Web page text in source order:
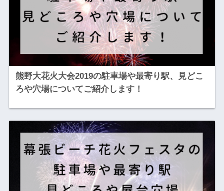
熊野大花火大会2019の駐車場や最寄り駅、見どこ
ろや穴場についてご紹介します！